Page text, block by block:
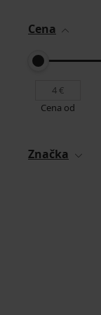
Cena
Cena od
Značka